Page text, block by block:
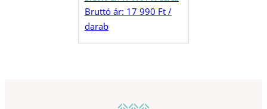
Bruttó ár: 17 990 Ft /
darab